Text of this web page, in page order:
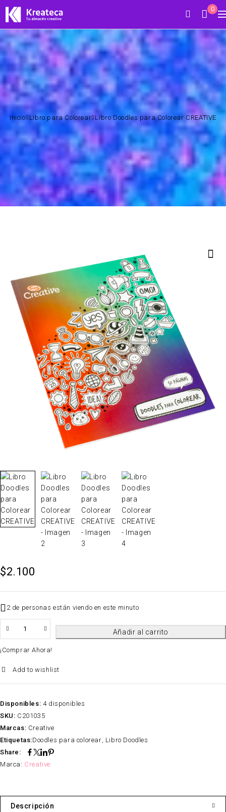
0
Inicio Libro para Colorear Libro Doodles para Colorear CREATIVE
$2.100
2 de personas están viendo en este minuto
Añadir al carrito
¡Comprar Ahora!
Add to wishlist
Disponibles: 4 disponibles
SKU: C201035
Marcas: Creative
Etiquetas:Doodles para colorear Libro Doodles
Share:
Marca: Creative
Descripción